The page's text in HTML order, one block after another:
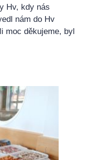
Hv, kdy nás
nám do Hv
moc děkujeme, byl